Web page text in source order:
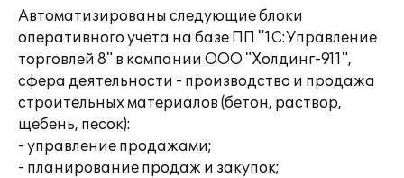
Автоматизированы следующие блоки
оперативного учета на базе ПП "1С:Управление
торговлей 8" в компании ООО "Холдинг-911",
сфера деятельности - производство и продажа
строительных материалов (бетон, раствор,
щебень, песок):
- управление продажами;
- планирование продаж и закупок;